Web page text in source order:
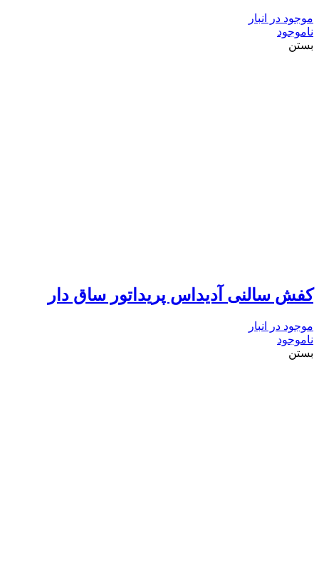
موجود در انبار
ناموجود
بستن
کفش سالنی آدیداس پریداتور ساق دار
موجود در انبار
ناموجود
بستن